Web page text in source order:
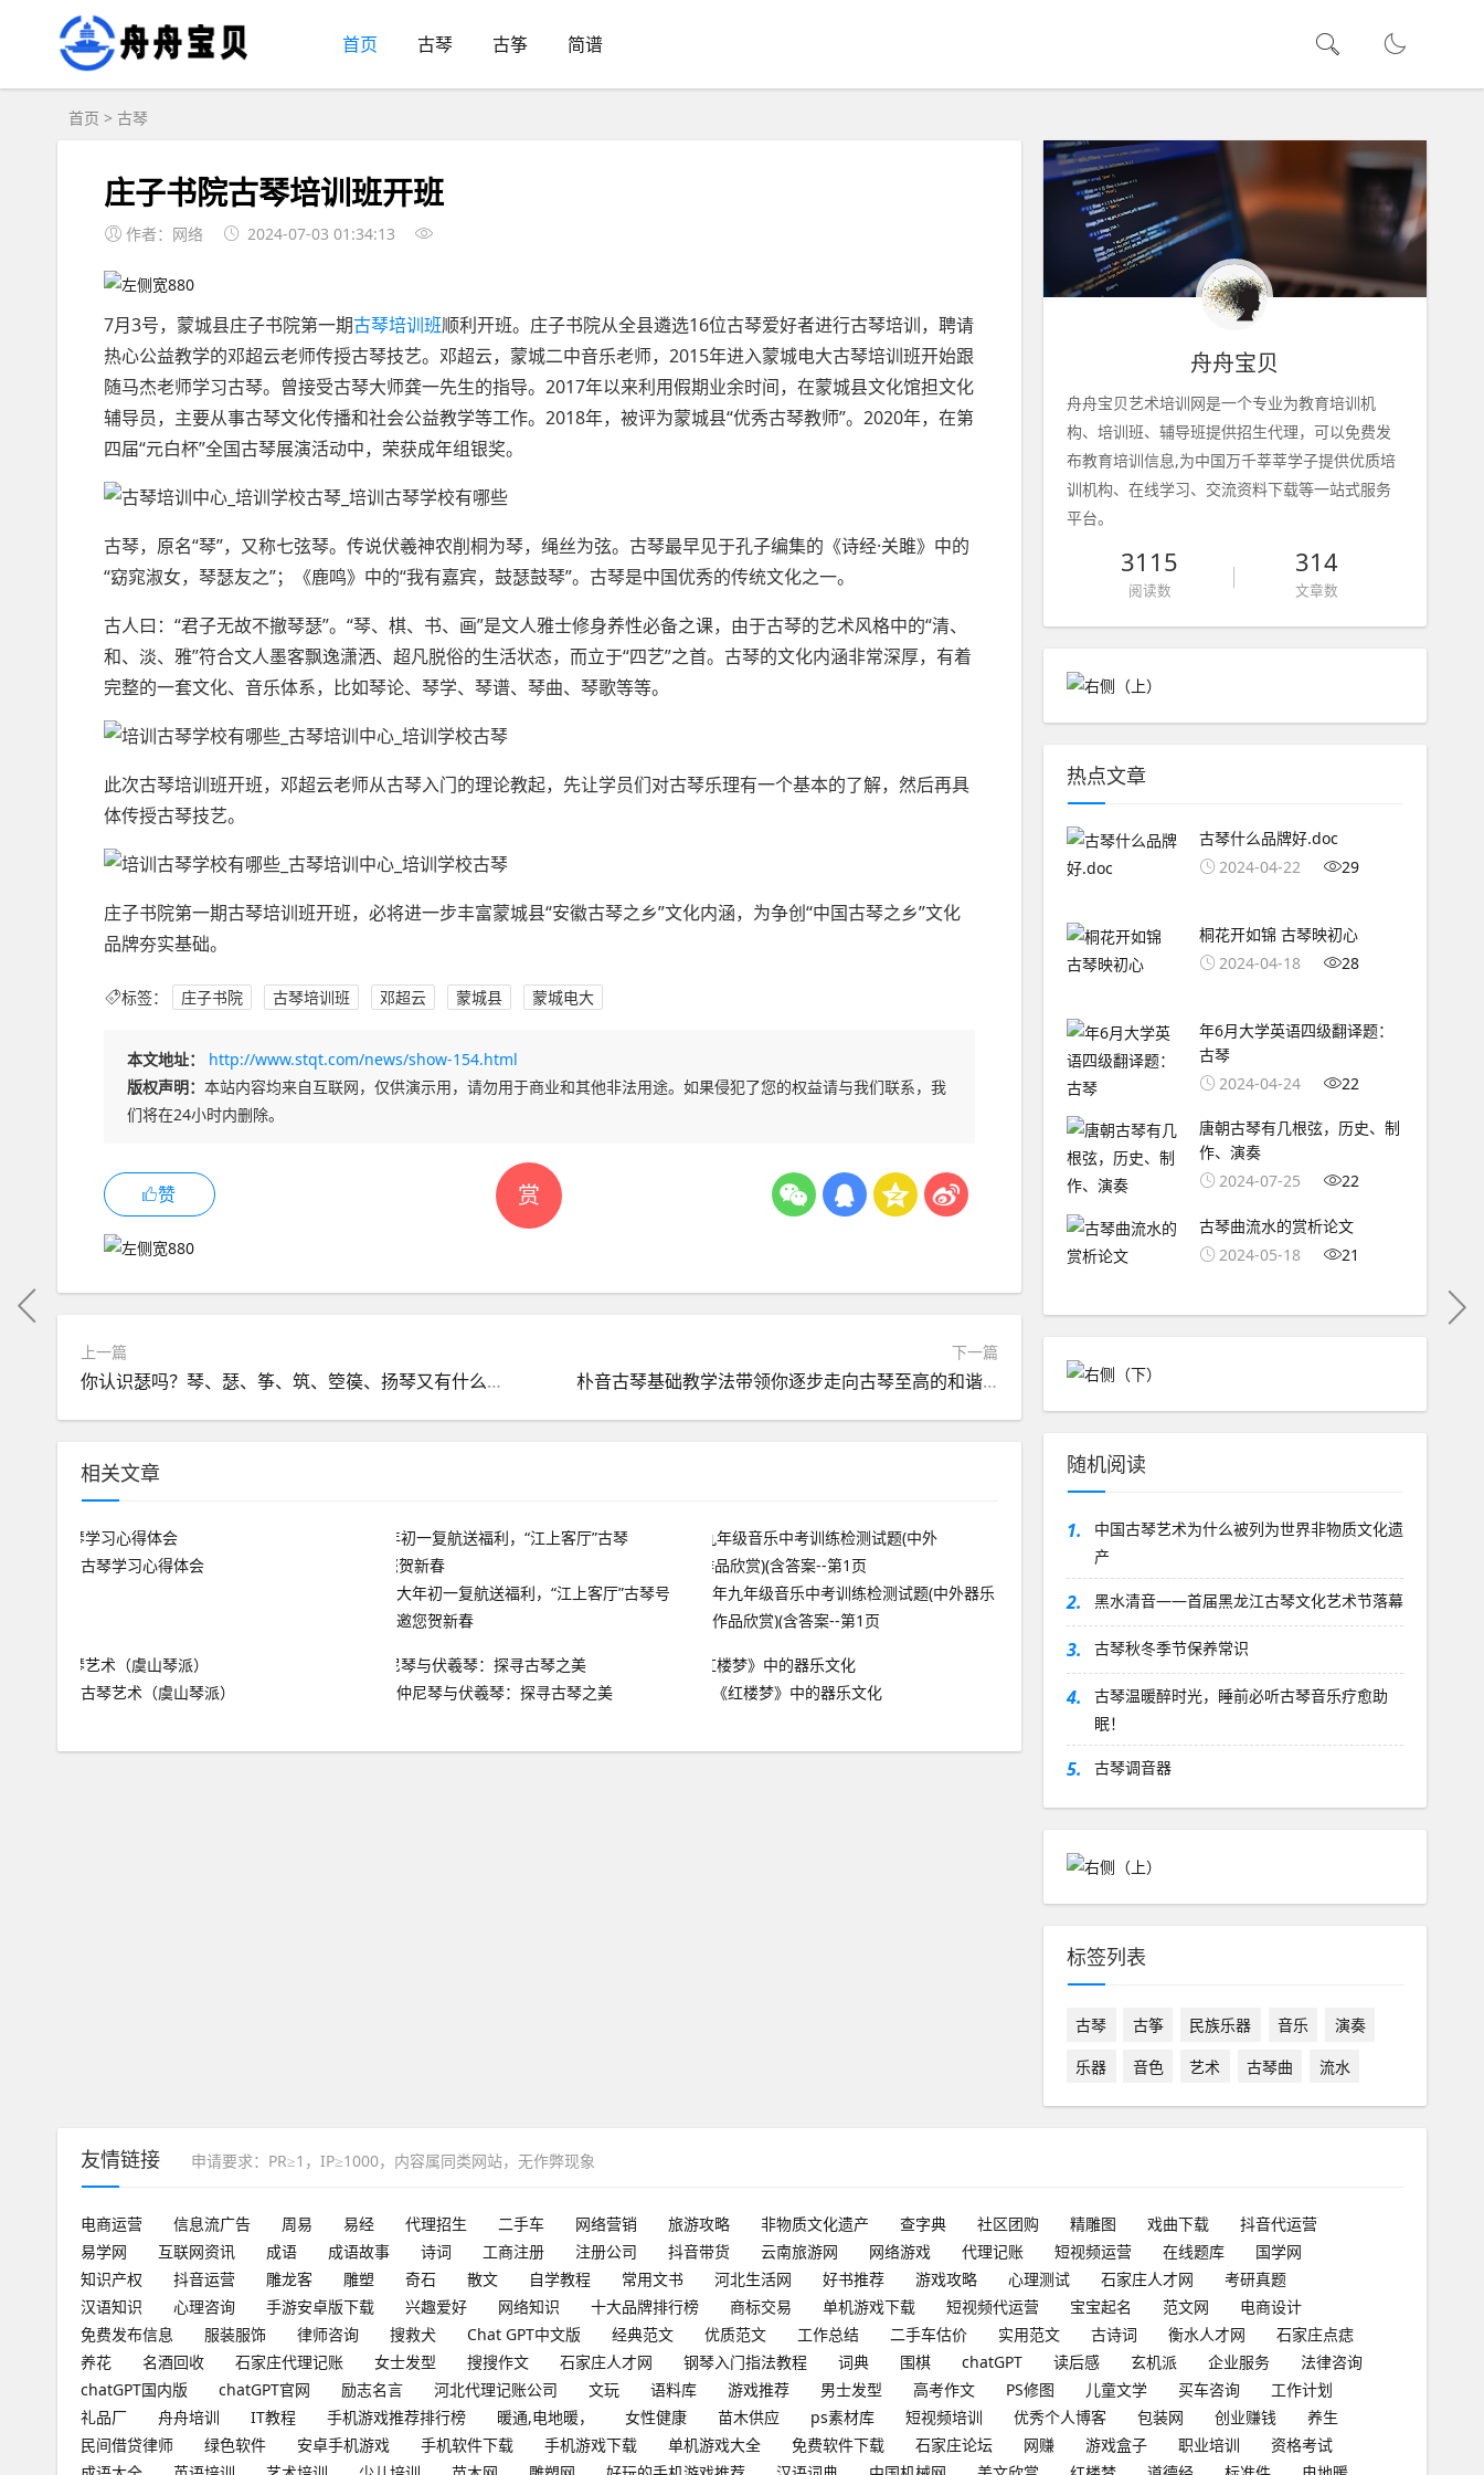
首页 古琴 古筝 简谱
首页 > 古琴
庄子书院古琴培训班开班
作者：网络 2024-07-03 01:34:13
7月3号，蒙城县庄子书院第一期古琴培训班顺利开班。庄子书院从全县遴选16位古琴爱好者进行古琴培训，聘请
热心公益教学的邓超云老师传授古琴技艺。邓超云，蒙城二中音乐老师，2015年进入蒙城电大古琴培训班开始跟
随马杰老师学习古琴。曾接受古琴大师龚一先生的指导。2017年以来利用假期业余时间，在蒙城县文化馆担文化
辅导员，主要从事古琴文化传播和社会公益教学等工作。2018年，被评为蒙城县“优秀古琴教师”。2020年，在第
四届“元白杯”全国古琴展演活动中，荣获成年组银奖。
古琴，原名“琴”，又称七弦琴。传说伏羲神农削桐为琴，绳丝为弦。古琴最早见于孔子编集的《诗经·关雎》中的
“窈窕淑女，琴瑟友之”；《鹿鸣》中的“我有嘉宾，鼓瑟鼓琴”。古琴是中国优秀的传统文化之一。
古人曰：“君子无故不撤琴瑟”。“琴、棋、书、画”是文人雅士修身养性必备之课，由于古琴的艺术风格中的“清、
和、淡、雅”符合文人墨客飘逸潇洒、超凡脱俗的生活状态，而立于“四艺”之首。古琴的文化内涵非常深厚，有着
完整的一套文化、音乐体系，比如琴论、琴学、琴谱、琴曲、琴歌等等。
此次古琴培训班开班，邓超云老师从古琴入门的理论教起，先让学员们对古琴乐理有一个基本的了解，然后再具
体传授古琴技艺。
庄子书院第一期古琴培训班开班，必将进一步丰富蒙城县“安徽古琴之乡”文化内涵，为争创“中国古琴之乡”文化
品牌夯实基础。
标签： 庄子书院 古琴培训班 邓超云 蒙城县 蒙城电大
赏
本文地址：
http://www.stqt.com/news/show-154.html
版权声明： 本站内容均来自互联网，仅供演示用，请勿用于商业和其他非法用途。如果侵犯了您的权益请与我们联系，我
们将在24小时内删除。
赞
上一篇
你认识瑟吗？琴、瑟、筝、筑、箜篌、扬琴又有什么区别？
下一篇
朴音古琴基础教学法带领你逐步走向古琴至高的和谐境界~
相关文章
古琴学习心得体会
大年初一复航送福利，“江上客厅”古琴号
邀您贺新春
年九年级音乐中考训练检测试题(中外器乐
作品欣赏)(含答案--第1页
古琴艺术（虞山琴派） 仲尼琴与伏羲琴：探寻古琴之美 《红楼梦》中的器乐文化
舟舟宝贝
舟舟宝贝艺术培训网是一个专业为教育培训机
构、培训班、辅导班提供招生代理，可以免费发
布教育培训信息,为中国万千莘莘学子提供优质培
训机构、在线学习、交流资料下载等一站式服务
平台。
3115
阅读数
314
文章数
热点文章
古琴什么品牌好.doc
2024-04-22
29
桐花开如锦 古琴映初心
2024-04-18
28
年6月大学英语四级翻译题：
古琴
2024-04-24
22
唐朝古琴有几根弦，历史、制
作、演奏
2024-07-25
22
古琴曲流水的赏析论文
2024-05-18
21
随机阅读
1.
​中国古琴艺术为什么被列为世界非物质文化遗
产
2. 黑水清音——首届黑龙江古琴文化艺术节落幕
3. 古琴秋冬季节保养常识
4.
古琴温暖醉时光，睡前必听古琴音乐疗愈助
眠！
5. 古琴调音器
标签列表
古琴 古筝 民族乐器 音乐
演奏
乐器
音色 艺术 古琴曲 流水
友情链接 申请要求：PR≥1，IP≥1000，内容属同类网站，无作弊现象
电商运营 信息流广告 周易 易经 代理招生 二手车 网络营销 旅游攻略 非物质文化遗产 查字典 社区团购 精雕图 戏曲下载
抖音代运营
易学网
互联网资讯 成语 成语故事 诗词 工商注册 注册公司 抖音带货 云南旅游网 网络游戏 代理记账 短视频运营 在线题库
国学网
知识产权
抖音运营 雕龙客 雕塑 奇石 散文 自学教程 常用文书 河北生活网 好书推荐 游戏攻略 心理测试 石家庄人才网
考研真题
汉语知识
心理咨询 手游安卓版下载 兴趣爱好 网络知识 十大品牌排行榜 商标交易 单机游戏下载 短视频代运营 宝宝起名 范文网
电商设计
免费发布信息
服装服饰 律师咨询 搜救犬 Chat GPT中文版 经典范文 优质范文 工作总结 二手车估价 实用范文 古诗词 衡水人才网
石家庄点痣
养花
名酒回收 石家庄代理记账 女士发型 搜搜作文 石家庄人才网 钢琴入门指法教程 词典 围棋 chatGPT 读后感 玄机派 企业服务
法律咨询
chatGPT国内版
chatGPT官网 励志名言 河北代理记账公司 文玩 语料库 游戏推荐 男士发型 高考作文 PS修图 儿童文学 买车咨询
工作计划
礼品厂
舟舟培训 IT教程 手机游戏推荐排行榜 暖通,电地暖， 女性健康 苗木供应 ps素材库 短视频培训 优秀个人博客 包装网 创业赚钱
养生
民间借贷律师
绿色软件 安卓手机游戏 手机软件下载 手机游戏下载 单机游戏大全 免费软件下载 石家庄论坛 网赚 游戏盒子 职业培训
资格考试